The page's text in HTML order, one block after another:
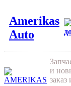
Amerikas
Auto
и